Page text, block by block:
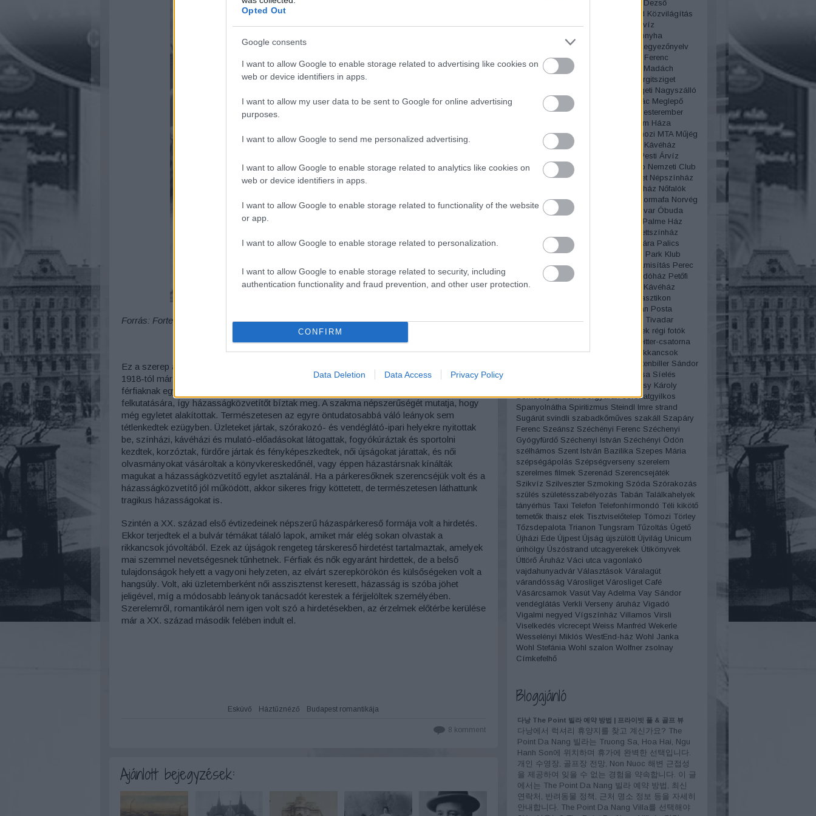
Opted Out
Google consents
I want to allow Google to enable storage related to advertising like cookies on
web or device identifiers in apps.
I want to allow my user data to be sent to Google for online advertising
purposes.
I want to allow Google to send me personalized advertising.
I want to allow Google to enable storage related to analytics like cookies on
web or device identifiers in apps.
I want to allow Google to enable storage related to functionality of the website
or app.
I want to allow Google to enable storage related to personalization.
I want to allow Google to enable storage related to security, including
authentication functionality and fraud prevention, and other user protection.
CONFIRM
Data Deletion Data Access Privacy Policy
Forrás: Fortepan/ A R
Ez a szerep a XX. század elején hivatalos, lajstromba vett foglalkozássá vált, amelyre
1918-tól már hivatalost engedélyt is kiadtak. A polgárosodás nyomán az üzletileg elfoglalt
férfiaknak egyre kevesebb ideje volt a párválasztásra és a megfelelő mennyasszony
felkutatására, így házasságközvetítőt bíztak meg. A szakma népszerűségét mutatja, hogy
még egyletet alakítottak. Természetesen az egyre öntudatosabbá váló leányok sem
tétlenkedtek ezügyben. Üzleteket jártak, szórakozó- és vendéglátó-ipari helyekre nyitottak
be, színházi, kávéházi és mulató-előadásokat látogattak, fogyókúráztak és sportolni
kezdtek, korzóztak, fürdőre jártak és fényképeszkedtek, női újságokat járattak, és női
olvasmányokat vásároltak a könyvkereskedőnél, vagy éppen házastársnak kínálták
magukat a házasságközvetítő egylet asztalánál. Ha a párkeresőknek szerencséjük volt és a
házasságközvetítő jól működött, akkor sikeres frigy köttetett, de természetesen láthattunk
tragikus házasságokat is.
Szintén a XX. század első évtizedeinek népszerű házaspárkereső formája volt a hirdetés.
Ekkor terjedtek el a bulvár témákat tálaló lapok, amiket már elég sokan olvastak a
rikkancsok jóvoltából. Ezek az újságok rengeteg társkereső hirdetést tartalmaztak, amelyek
mai szemmel nevetségesnek tűnhetnek. Férfiak és nők egyaránt hirdettek, de a belső
tulajdonságok helyett a vagyoni helyzeten, az elvárt szerepkörökön és külsőségeken volt a
hangsúly. Volt, aki üzletemberként női asszisztenst keresett, házasság is szóba jöhet
jeligével, míg a módosabb leányok tanácsadót kerestek a férjjelöltek személyében.
Szerelemről, romantikáról nem igen volt szó a hirdetésekben, az érzelmek előtérbe kerülése
már a XX. század második felében indult el.
Esküvő Háztűznéző Budapest romantikája
8 komment
Ajánlott bejegyzések:
Kosztolányi Dezső
Közvágóhíd Közvilágítás
Kresz Géza Krúdy Gyula
Kvíz
Lacikonyha
Lánchíd
Legyezőnyelv
Le Procope
Liszt Ferenc
Lornyon
Lottó áruház
Madách
Margitsziget
Margitszigeti Nagyszálló
Mária Valéria telep
Martinovics Ignác Meglepő
Megszólítások
Mesterember
Millenium Háza
Millennium Molnár Ferenc mozi MTA Műjég
Mulatás
Mulató Mulatozás
Művész Kávéház
Nagy Pesti Árvíz
Németvölgyi temető
Nemzeti Casino Nemzeti Club
Nemzeti Múzeum
Népsziget Népszínház
New York kávéház Nőfalók
Női divat Normafa Norvég
csúszka
Nyaralás Nyugati pályaudvar Óbuda
Olof Palme Ház
Operettszínház
Ördöglovas
Országház Ős-Budavára Palics
Párbaj
Park Klub
Parlament pék péklázadás Pénzhamisítás Perec
Pesti árvíz
Pesti Broadway Pesti indóház Petőfi
Sándor
Pilvax Kávéház
Plasztikon
porcelán Posta
Próbamamzel Projectográf
Puskás Tivadar
régi filmek régi fotók
Reitter-csatorna
Rejtő Jenő Reklám Rendszámok
Rikkancsok
rottenbiller Sándor
Schwimmer Rózsa Síelés
Somossy Károly
Somossy Orfeum Sörgyárak sorozatgyilkos
Spanyolnátha Spiritizmus Steindl Imre strand
Sugárút svindli szabadkőműves szakáll Szapáry
Ferenc Szeánsz Széchényi Ferenc Széchenyi
Gyógyfürdő Széchenyi István Széchényi Ödön
szélhámos Szent István Bazilika Szepes Mária
szépségápolás Szépségverseny szerelem
szerelmes filmek Szerenád Szerencsejáték
Szikvíz Szilveszter Szmoking Szóda Szórakozás
szülés születésszabélyozás Tabán Találkahelyek
tányérhús Taxi Telefon Telefonhírmondó Téli kikötő
temetők thaisz elek Tisztviselőtelep Tómozi Törley
Tőzsdepalota Trianon Tungsram Tűzoltás Ügető
Újházi Ede Újpest Újság újszülött Újvilág Unicum
úrihölgy Úszóstrand utcagyerekek Útikönyvek
Úttörő Áruház Váci utca vagonlakó
vajdahunyadvár Választások Váralagút
várandósság Városliget Városliget Café
Vásárcsarnok Vasút Vay Adelma Vay Sándor
vendéglátás Verkli Verseny áruház Vigadó
Vigalmi negyed Vígszínház Villamos Virsli
Viselkedés vlcrecept Weiss Manfréd Wekerle
Wesselényi Miklós WestEnd-ház Wohl Janka
Wohl Stefánia Wohl szalon Wolfner zsolnay
Címkefelhő
Blogajánló
다낭 The Point 빌라 예약 방법 | 프라이빗 풀 & 골프 뷰
다낭에서 럭셔리 휴양지를 찾고 계신가요? The
Point Da Nang 빌라는 Truong Sa, Hoa Hai, Ngu
Hanh Son에 위치하며 휴가에 완벽한 선택입니다.
개인 수영장, 골프장 전망, Non Nuoc 해변 근접성
을 제공하여 잊을 수 없는 경험을 약속합니다. 이 글
에서는 The Point Da Nang 빌라 예약 방법, 최신
연락처, 반려동물 정책, 근처 명소 정보 등을 자세히
안내합니다. The Point Da Nang Villa를 선택해야